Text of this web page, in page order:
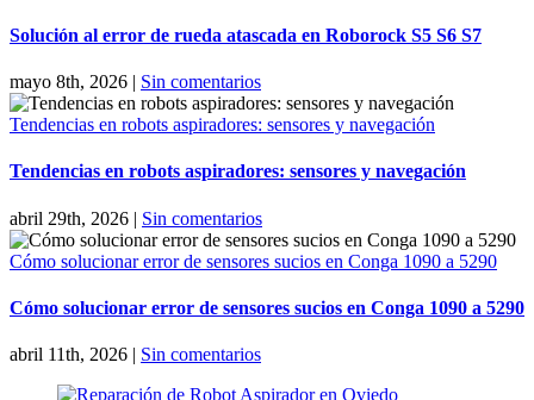
Solución al error de rueda atascada en Roborock S5 S6 S7
mayo 8th, 2026 | Sin comentarios
Tendencias en robots aspiradores: sensores y navegación
Tendencias en robots aspiradores: sensores y navegación
abril 29th, 2026 | Sin comentarios
Cómo solucionar error de sensores sucios en Conga 1090 a 5290
Cómo solucionar error de sensores sucios en Conga 1090 a 5290
abril 11th, 2026 | Sin comentarios